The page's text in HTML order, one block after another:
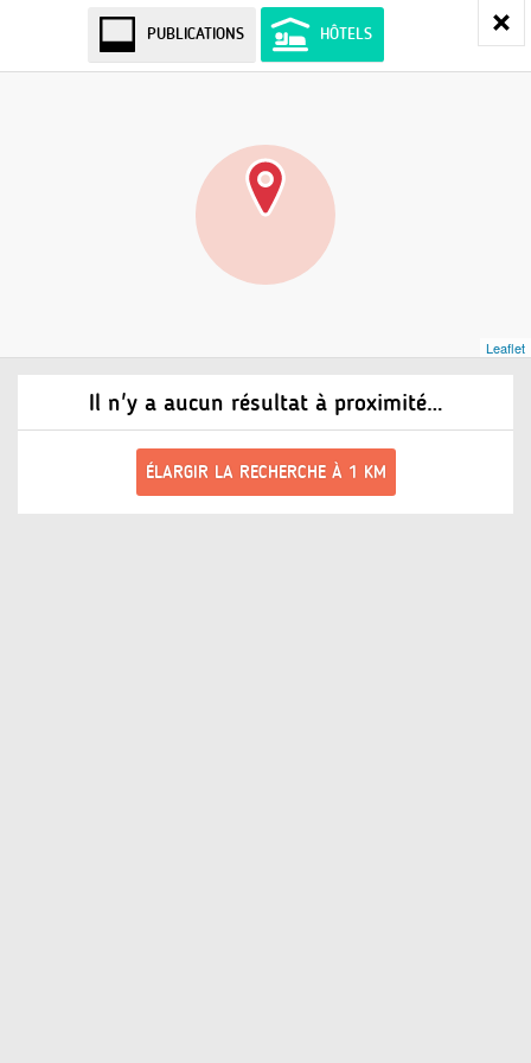
PUBLICATIONS HÔTELS
Il n'y a aucun résultat à proximité…
ÉLARGIR LA RECHERCHE À 1 KM
Leaflet